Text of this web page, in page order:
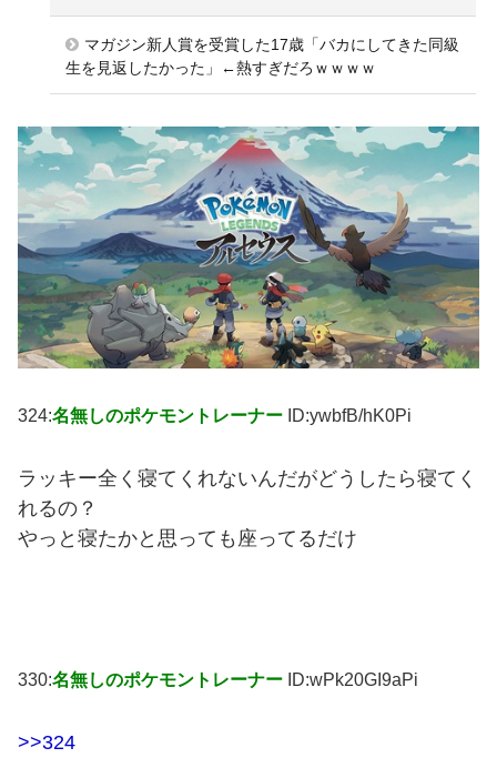
マガジン新人賞を受賞した17歳「バカにしてきた同級
生を見返したかった」←熱すぎだろｗｗｗｗ
324:名無しのポケモントレーナー ID:ywbfB/hK0Pi
ラッキー全く寝てくれないんだがどうしたら寝てく
れるの？
やっと寝たかと思っても座ってるだけ
330:名無しのポケモントレーナー ID:wPk20GI9aPi
>>324